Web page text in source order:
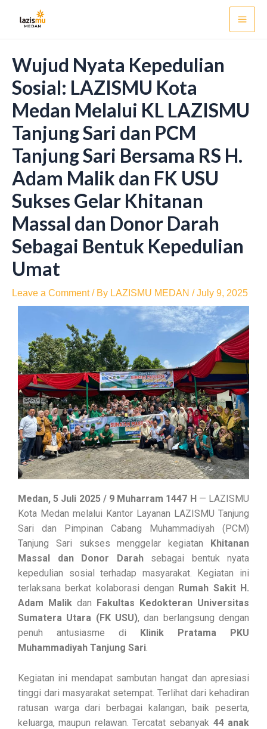
Wujud Nyata Kepedulian
Sosial: LAZISMU Kota
Medan Melalui KL LAZISMU
Tanjung Sari dan PCM
Tanjung Sari Bersama RS H.
Adam Malik dan FK USU
Sukses Gelar Khitanan
Massal dan Donor Darah
Sebagai Bentuk Kepedulian
Umat
Leave a Comment / By LAZISMU MEDAN /July 9, 2025
Medan, 5 Juli 2025 / 9 Muharram 1447 H — LAZISMU
Kota Medan melalui Kantor Layanan LAZISMU Tanjung
Sari dan Pimpinan Cabang Muhammadiyah (PCM)
Tanjung Sari sukses menggelar kegiatan
Khitanan
Massal dan Donor Darahsebagai bentuk nyata
kepedulian sosial terhadap masyarakat. Kegiatan ini
terlaksana berkat kolaborasi dengan Rumah Sakit H.
Adam Malik dan
Fakultas Kedokteran Universitas
Sumatera Utara (FK USU), dan berlangsung dengan
penuh antusiasme di
Klinik Pratama PKU
Muhammadiyah Tanjung Sari.
Kegiatan ini mendapat sambutan hangat dan apresiasi
tinggi dari masyarakat setempat. Terlihat dari kehadiran
ratusan warga dari berbagai kalangan, baik peserta,
keluarga, maupun relawan. Tercatat sebanyak 44 anak
navigation